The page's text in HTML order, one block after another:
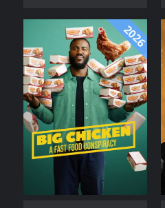
2026